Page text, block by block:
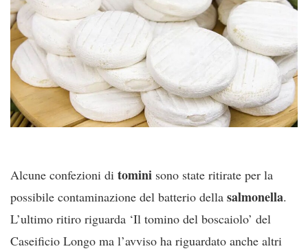
Alcune confezioni di tomini sono state ritirate per la
possibile contaminazione del batterio della salmonella.
L’ultimo ritiro riguarda ‘Il tomino del boscaiolo’ del
Caseificio Longo ma l’avviso ha riguardato anche altri